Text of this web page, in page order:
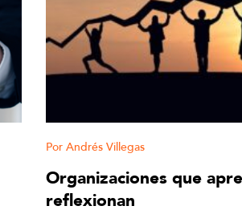
Organizaciones que
reflexionan
Andrés Villegas